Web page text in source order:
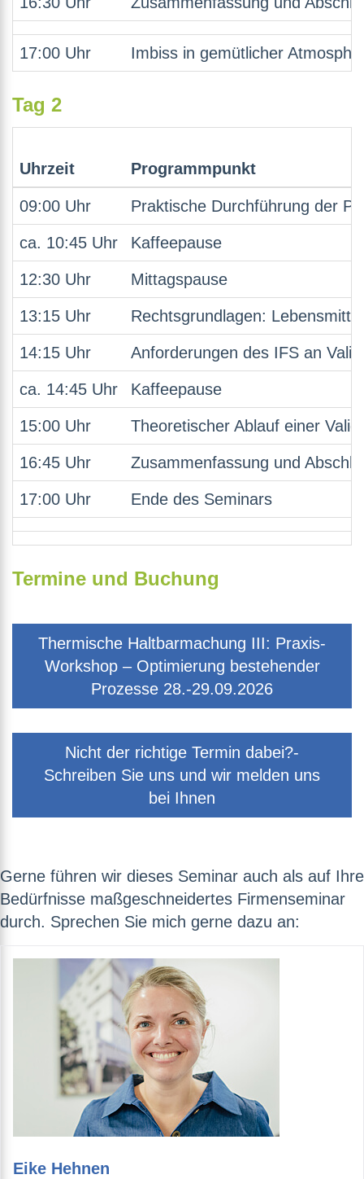
17:00 Uhr Imbiss in gemütlicher
Tag 2
Uhrzeit Programmpunkt
09:00 Uhr Praktische Durchführung der
ca. 10:45 Uhr Kaffeepause
12:30 Uhr Mittagspause
13:15 Uhr Rechtsgrundlagen:
14:15 Uhr Anforderungen des IFS an
ca. 14:45 Uhr Kaffeepause
15:00 Uhr Theoretischer Ablauf einer
16:45 Uhr Zusammenfassung und
17:00 Uhr Ende des Seminars
Termine und Buchung
Thermische Haltbarmachung III: Praxis-
Workshop – Optimierung bestehender
Prozesse 28.-29.09.2026
Nicht der richtige Termin dabei?-
Schreiben Sie uns und wir melden uns
bei Ihnen
Gerne führen wir dieses Seminar auch als auf Ihre
Bedürfnisse maßgeschneidertes Firmenseminar
durch. Sprechen Sie mich gerne dazu an:
Eike Hehnen